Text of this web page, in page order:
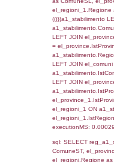
Debug
sql:
sql:
sql: